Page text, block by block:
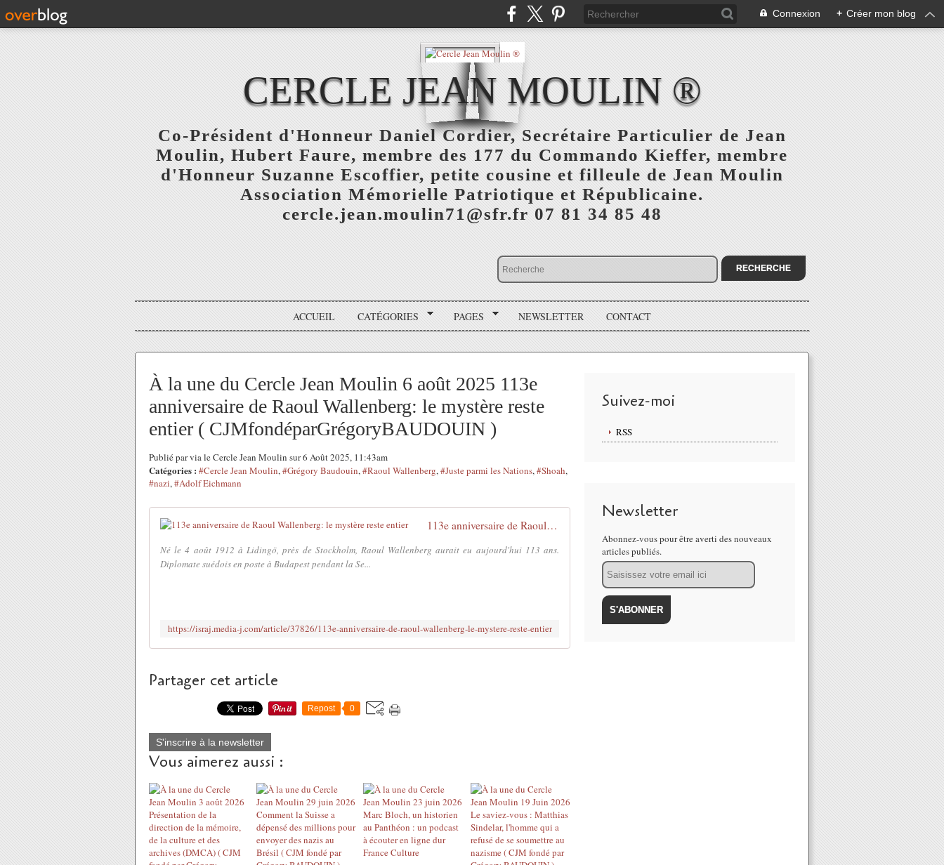
Connexion + Créer mon blog
CERCLE JEAN MOULIN ®
Co-Président d'Honneur Daniel Cordier, Secrétaire Particulier de Jean
Moulin, Hubert Faure, membre des 177 du Commando Kieffer, membre
d'Honneur Suzanne Escoffier, petite cousine et filleule de Jean Moulin
Association Mémorielle Patriotique et Républicaine.
cercle.jean.moulin71@sfr.fr 07 81 34 85 48
ACCUEIL CATÉGORIES PAGES NEWSLETTER CONTACT
À la une du Cercle Jean Moulin 6 août 2025 113e
anniversaire de Raoul Wallenberg: le mystère reste
entier ( CJMfondéparGrégoryBAUDOUIN )
Publié par via le Cercle Jean Moulin sur 6 Août 2025, 11:43am
Catégories : #Cercle Jean Moulin,#Grégory Baudouin,#Raoul Wallenberg,#Juste parmi les Nations,#Shoah,
#nazi,#Adolf Eichmann
113e anniversaire de Raoul Wallenberg: le mystère reste entier
Né le 4 août 1912 à Lidingö, près de Stockholm, Raoul Wallenberg aurait eu aujourd'hui 113 ans.
Diplomate suédois en poste à Budapest pendant la Se...
https://israj.media-j.com/article/37826/113e-anniversaire-de-raoul-wallenberg-le-mystere-reste-entier
Partager cet article
Repost 0
S'inscrire à la newsletter
Vous aimerez aussi :
Suivez-moi
RSS
Newsletter
Abonnez-vous pour être averti des nouveaux
articles publiés.
Email